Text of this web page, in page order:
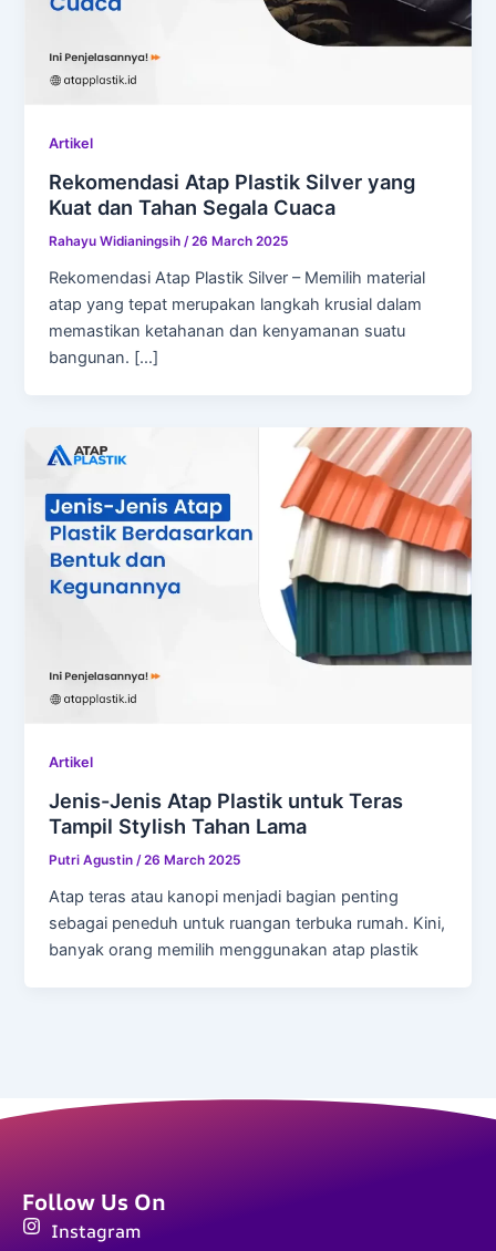
Artikel
Rekomendasi Atap Plastik Silver yang
Kuat dan Tahan Segala Cuaca
Rahayu Widianingsih /26 March 2025
Rekomendasi Atap Plastik Silver – Memilih material
atap yang tepat merupakan langkah krusial dalam
memastikan ketahanan dan kenyamanan suatu
bangunan. […]
Artikel
Jenis-Jenis Atap Plastik untuk Teras
Tampil Stylish Tahan Lama
Putri Agustin/26 March 2025
Atap teras atau kanopi menjadi bagian penting
sebagai peneduh untuk ruangan terbuka rumah. Kini,
banyak orang memilih menggunakan atap plastik
Follow Us On
Instagram